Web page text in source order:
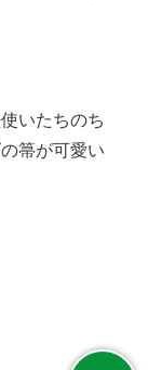
いたちのち
箒が可愛い